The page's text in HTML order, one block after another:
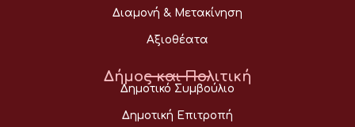
Διαμονή & Μετακίνηση
Αξιοθέατα
Δήμος και Πολιτική
Δημοτικό Συμβούλιο
Δημοτική Επιτροπή